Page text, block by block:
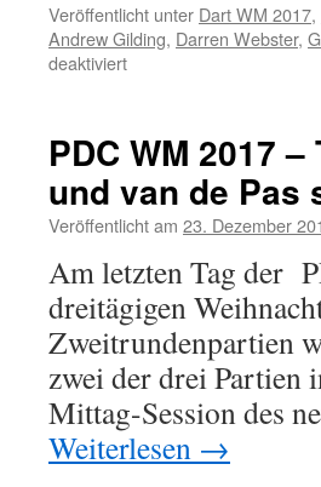
Veröffentlicht unter Dart WM 2017,
Andrew Gilding, Darren Webster,
deaktiviertfür
–
Tag
9
–
Anderson
und
Lewis
souverän
in
Runde
3,
Webster
PDC WM 2017
und van de
Veröffentlicht am 23. Dezember
Am letzten Tag der
dreitägigen
Zweitrundenpartien
zwei der drei Partien
Mittag-Session des
Weiterlesen →